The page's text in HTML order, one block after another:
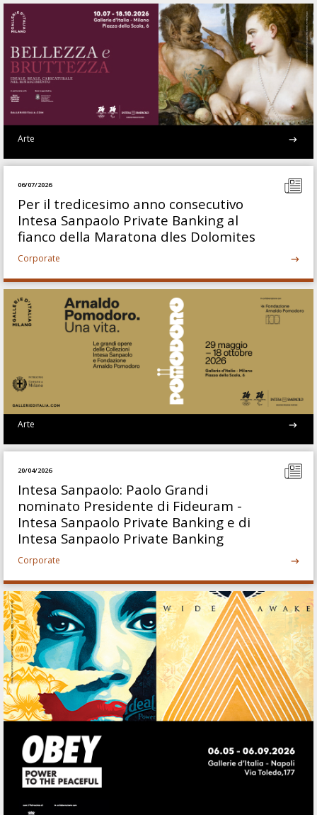
Arte
06/07/2026
Per il tredicesimo anno consecutivo
Intesa Sanpaolo Private Banking al
fianco della Maratona dles Dolomites
Corporate
Arte
20/04/2026
Intesa Sanpaolo: Paolo Grandi
nominato Presidente di Fideuram -
Intesa Sanpaolo Private Banking e di
Intesa Sanpaolo Private Banking
Corporate